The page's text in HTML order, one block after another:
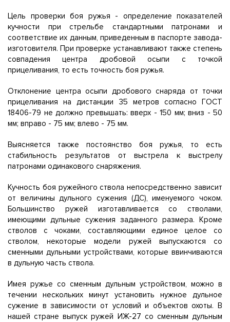
Цель проверки боя ружья - определение показателей
кучности при стрельбе стандартными патронами и
соответствие их данным, приведенным в паспорте завода-
изготовителя. При проверке устанавливают также степень
совпадения центра дробовой осыпи с точкой
прицеливания, то есть точность боя ружья.
Отклонение центра осыпи дробового снаряда от точки
прицеливания на дистанции 35 метров согласно ГОСТ
18406-79 не должно превышать: вверх - 150 мм; вниз - 50
мм; вправо - 75 мм; влево - 75 мм.
Выясняется также постоянство боя ружья, то есть
стабильность результатов от выстрела к выстрелу
патронами одинакового снаряжения.
Кучность боя ружейного ствола непосредственно зависит
от величины дульного сужения (ДС), именуемого чоком.
Большинство ружей изготавливается со стволами,
имеющими дульные сужения заданного размера. Кроме
стволов с чоками, составляющими единое целое со
стволом, некоторые модели ружей выпускаются со
сменными дульными устройствами, которые ввинчиваются
в дульную часть ствола.
Имея ружье со сменным дульным устройством, можно в
течении нескольких минут установить нужное дульное
сужение в зависимости от условий и объектов охоты. В
нашей стране выпуск ружей ИЖ-27 со сменным дульным